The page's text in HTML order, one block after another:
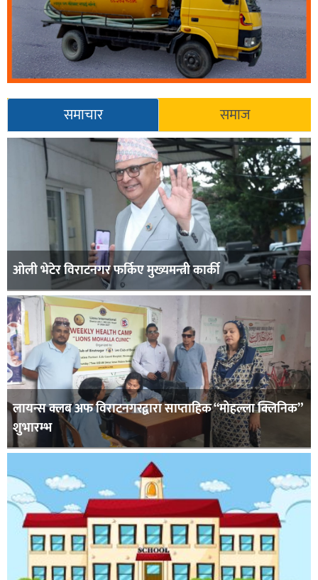
समाचार समाज
ओली भेटेर विराटनगर फर्किए मुख्यमन्त्री कार्की
लायन्स क्लब अफ विराटनगरद्वारा साप्ताहिक “मोहल्ला क्लिनिक”
शुभारम्भ